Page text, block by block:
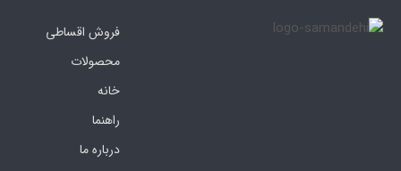
فروش اقساطی
محصولات
خانه
راهنما
درباره ما